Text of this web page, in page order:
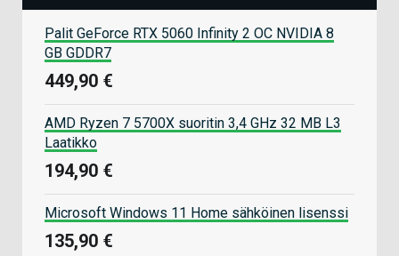
Palit GeForce RTX 5060 Infinity 2 OC NVIDIA 8
GB GDDR7
449,90 €
AMD Ryzen 7 5700X suoritin 3,4 GHz 32 MB L3
Laatikko
194,90 €
Microsoft Windows 11 Home sähköinen lisenssi
135,90 €